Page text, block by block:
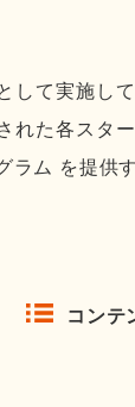
して実施し
れた各スタ
ラム を提供
コンテ